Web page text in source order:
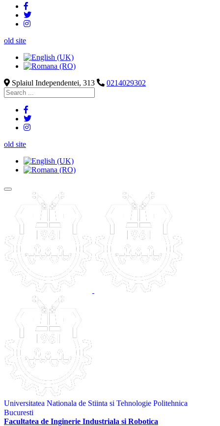
old site
Splaiul Independentei, 313 0214029302
old site
Universitatea Nationala de Stiinta si Tehnologie Politehnica
Bucuresti
Facultatea de Inginerie Industriala si Robotica